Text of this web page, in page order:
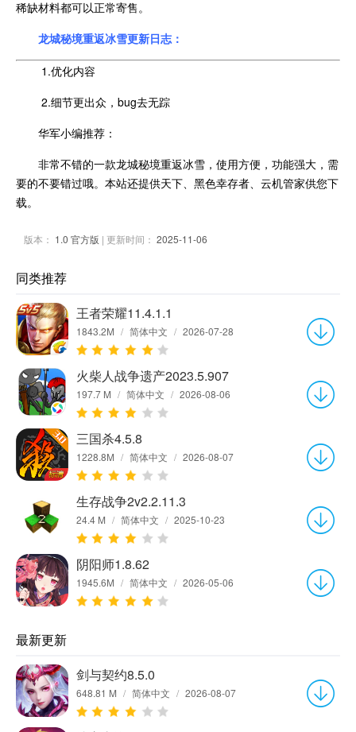
稀缺材料都可以正常寄售。
龙城秘境重返冰雪更新日志：
1.优化内容
2.细节更出众，bug去无踪
华军小编推荐：
非常不错的一款龙城秘境重返冰雪，使用方便，功能强大，需
要的不要错过哦。本站还提供天下、黑色幸存者、云机管家供您下
载。
版本： 1.0 官方版 | 更新时间： 2025-11-06
同类推荐
王者荣耀11.4.1.1
1843.2M / 简体中文 / 2026-07-28
火柴人战争遗产2023.5.907
197.7 M / 简体中文 / 2026-08-06
三国杀4.5.8
1228.8M / 简体中文 / 2026-08-07
生存战争2v2.2.11.3
24.4 M / 简体中文 / 2025-10-23
阴阳师1.8.62
1945.6M / 简体中文 / 2026-05-06
最新更新
剑与契约8.5.0
648.81 M / 简体中文 / 2026-08-07